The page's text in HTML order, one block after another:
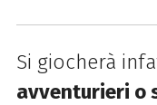
Si giocherà
avventurieri o